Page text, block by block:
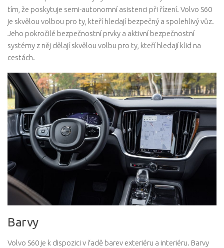
tím, že poskytuje semi-autonomní asistenci při řízení. Volvo S60
je skvělou volbou pro ty, kteří hledají bezpečný a spolehlivý vůz.
Jeho pokročilé bezpečnostní prvky a aktivní bezpečnostní
systémy z něj dělají skvělou volbu pro ty, kteří hledají klid na
cestách.
Barvy
Volvo S60 je k dispozici v řadě barev exteriéru a interiéru. Barvy